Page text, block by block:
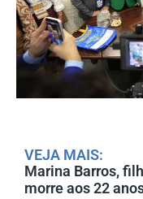
VEJA MAIS:
Marina Barros,
morre aos 22